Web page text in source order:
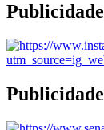
Publicidade
Publicidade